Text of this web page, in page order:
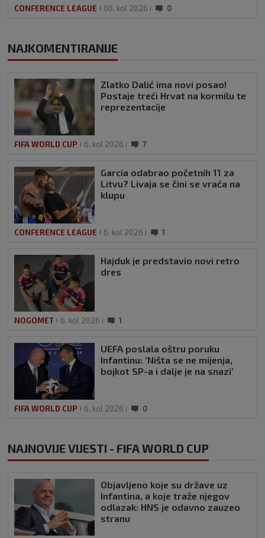
CONFERENCE LEAGUE 06. kol 2026 0
NAJKOMENTIRANIJE
Zlatko Dalić ima novi posao!
Postaje treći Hrvat na kormilu te
reprezentacije
FIFA WORLD CUP 6. kol 2026 7
Garcia odabrao početnih 11 za
Litvu? Livaja se čini se vraća na
klupu
CONFERENCE LEAGUE 6. kol 2026 1
Hajduk je predstavio novi retro
dres
NOGOMET 6. kol 2026 1
UEFA poslala oštru poruku
Infantinu: ‘Ništa se ne mijenja,
bojkot SP-a i dalje je na snazi’
FIFA WORLD CUP 6. kol 2026 0
NAJNOVIJE VIJESTI - FIFA WORLD CUP
Objavljeno koje su države uz
Infantina, a koje traže njegov
odlazak: HNS je odavno zauzeo
stranu